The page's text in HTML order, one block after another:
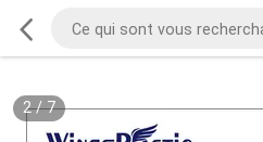
2/7